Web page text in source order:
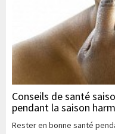
Conseils de santé
pendant la saison
Rester en bonne santé